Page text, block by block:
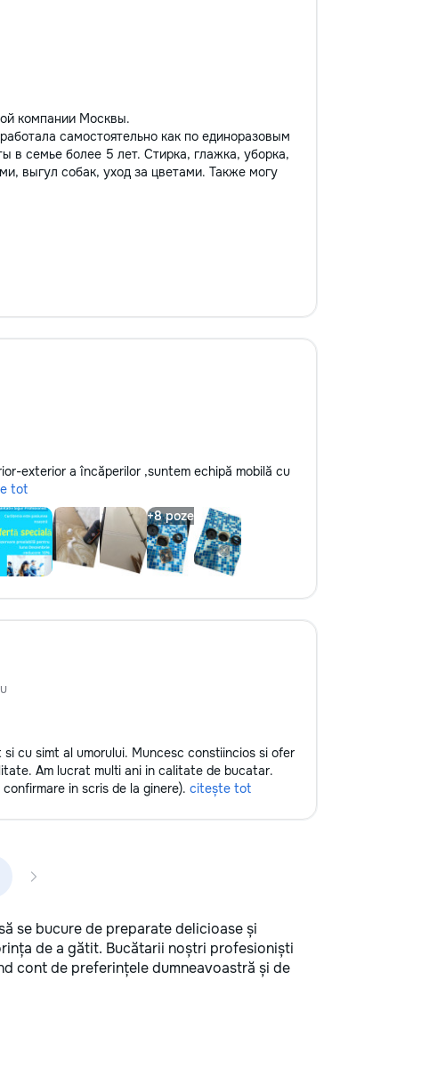
компании Москвы.
самостоятельно как по единоразовым
в семье более 5 лет. Стирка, глажка, уборка,
выгул собак, уход за цветами. Также могу
exterior a încăperilor ,suntem echipă mobilă cu
tot
cu simt al umorului. Muncesc constiincios si ofer
Am lucrat multi ani in calitate de bucatar.
in scris de la ginere). citește tot
se bucure de preparate delicioase și
de a gătit. Bucătarii noștri profesioniști
cont de preferințele dumneavoastră și de